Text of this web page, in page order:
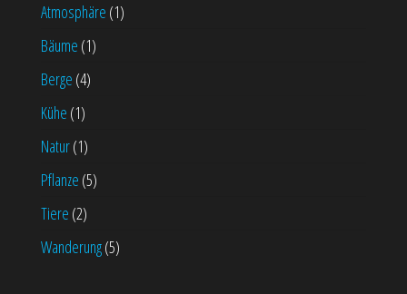
Atmosphäre (1)
Bäume (1)
Berge (4)
Kühe (1)
Natur(1)
Pflanze (5)
Tiere (2)
Wanderung(5)